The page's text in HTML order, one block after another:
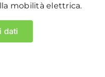
mobilità elettrica.
dati